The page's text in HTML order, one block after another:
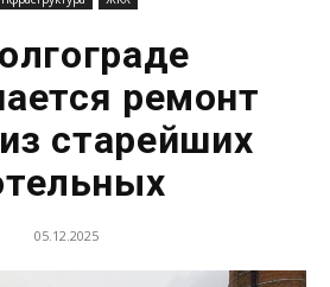
ремонт
старейших
05.12.2025